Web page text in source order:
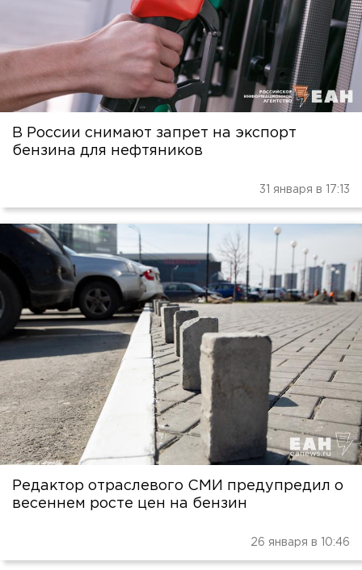
В России снимают запрет на экспорт
бензина для нефтяников
31 января в 17:13
Редактор отраслевого СМИ предупредил о
весеннем росте цен на бензин
26 января в 10:46